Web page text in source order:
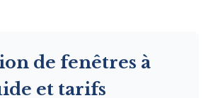
de fenêtres à
et tarifs